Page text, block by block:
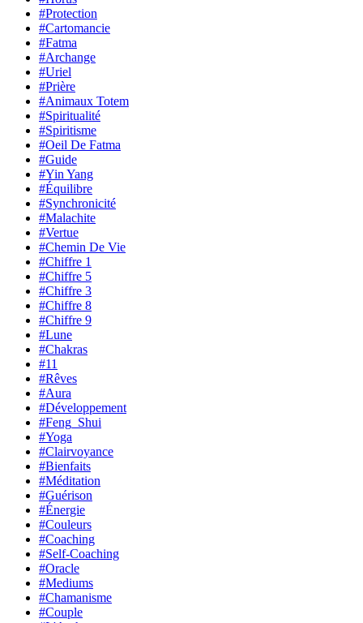
#Protection
#Cartomancie
#Fatma
#Archange
#Uriel
#Prière
#Animaux Totem
#Spiritualité
#Spiritisme
#Oeil De Fatma
#Guide
#Yin Yang
#Équilibre
#Synchronicité
#Malachite
#Vertue
#Chemin De Vie
#Chiffre 1
#Chiffre 5
#Chiffre 3
#Chiffre 8
#Chiffre 9
#Lune
#Chakras
#11
#Rêves
#Aura
#Développement
#Feng_Shui
#Yoga
#Clairvoyance
#Bienfaits
#Méditation
#Guérison
#Énergie
#Couleurs
#Coaching
#Self-Coaching
#Oracle
#Mediums
#Chamanisme
#Couple